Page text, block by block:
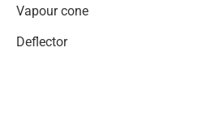
Vapour cone
Deflector